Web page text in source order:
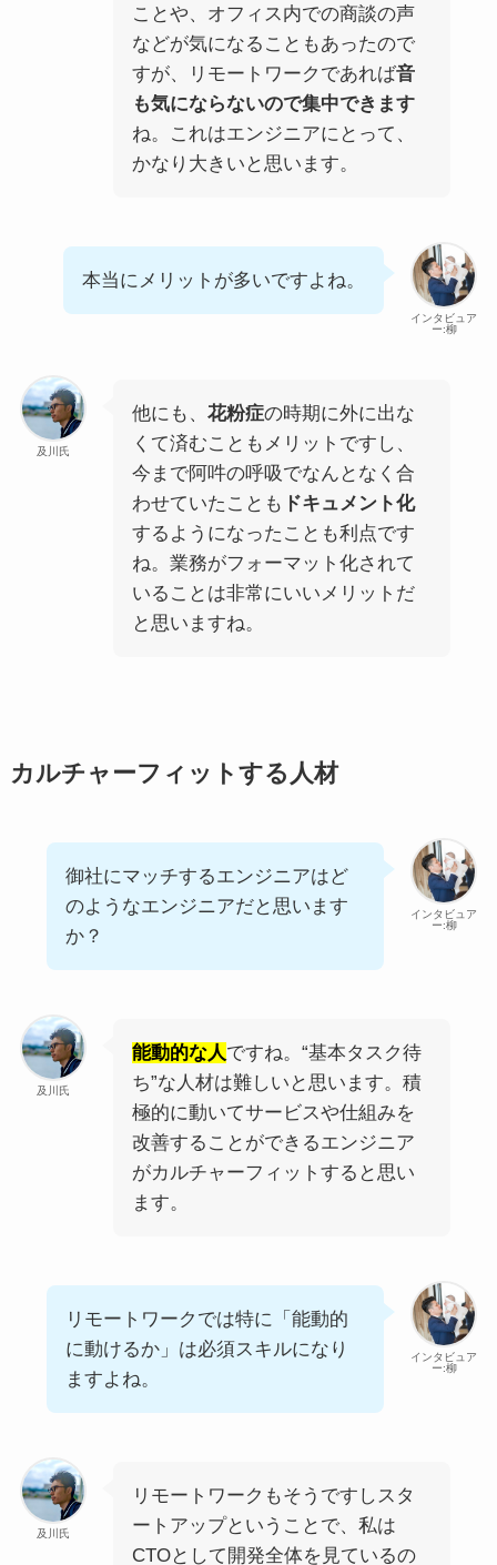
ことや、オフィス内での商談の声
などが気になることもあったので
すが、リモートワークであれば音
も気にならないので集中できます
ね。これはエンジニアにとって、
かなり大きいと思います。
インタビュア
ー:柳
本当にメリットが多いですよね。
及川氏
他にも、 花粉症の時期に外に出な
くて済むこともメリットですし、
今まで阿吽の呼吸でなんとなく合
わせていたことも ドキュメント化
するようになったことも利点です
ね。業務がフォーマット化されて
いることは非常にいいメリットだ
と思いますね。
カルチャーフィットする人材
インタビュア
ー:柳
御社にマッチするエンジニアはど
のようなエンジニアだと思います
か？
及川氏
能動的な人ですね。“基本タスク待
ち”な人材は難しいと思います。積
極的に動いてサービスや仕組みを
改善することができるエンジニア
がカルチャーフィットすると思い
ます。
インタビュア
ー:柳
リモートワークでは特に「能動的
に動けるか」は必須スキルになり
ますよね。
及川氏
リモートワークもそうですしスタ
ートアップということで、私は
CTOとして開発全体を見ているの